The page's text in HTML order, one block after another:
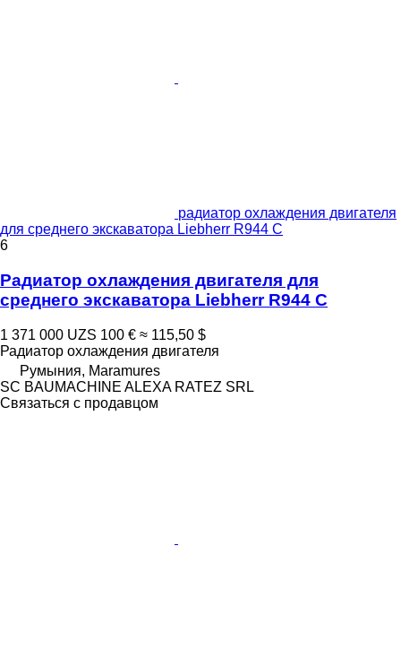
радиатор охлаждения двигателя
для среднего экскаватора Liebherr R944 C
6
Радиатор охлаждения двигателя для
среднего экскаватора Liebherr R944 C
1 371 000 UZS 100 € ≈ 115,50 $
Радиатор охлаждения двигателя
Румыния, Maramures
SC BAUMACHINE ALEXA RATEZ SRL
Связаться с продавцом